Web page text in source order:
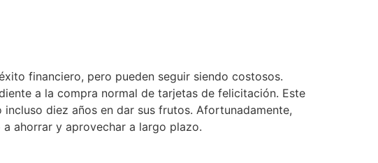
financiero, pero pueden seguir siendo costosos.
a la compra normal de tarjetas de felicitación. Este
diez años en dar sus frutos. Afortunadamente,
ahorrar y aprovechar a largo plazo.